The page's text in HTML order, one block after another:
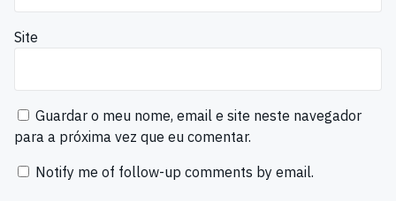
Site
Guardar o meu nome, email e site neste navegador
para a próxima vez que eu comentar.
Notify me of follow-up comments by email.